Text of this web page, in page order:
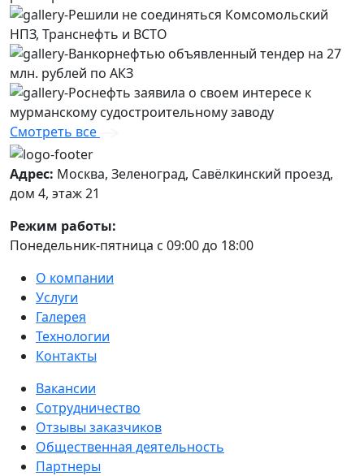
Смотреть все
Адрес: Москва, Зеленоград, Савёлкинский проезд,
дом 4, этаж 21
Режим работы:
Понедельник-пятница с 09:00 до 18:00
О компании
Услуги
Галерея
Технологии
Контакты
Вакансии
Сотрудничество
Отзывы заказчиков
Общественная деятельность
Партнеры